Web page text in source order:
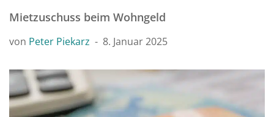
Mietzuschuss beim Wohngeld
von Peter Piekarz 8. Januar 2025